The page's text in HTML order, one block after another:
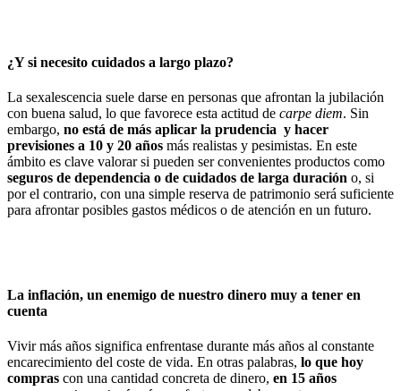
¿Y si necesito cuidados a largo plazo?
La sexalescencia suele darse en personas que afrontan la jubilación
con buena salud, lo que favorece esta actitud de carpe diem. Sin
embargo, no está de más aplicar la prudencia y hacer
previsiones a 10 y 20 años más realistas y pesimistas. En este
ámbito es clave valorar si pueden ser convenientes productos como
seguros de dependencia o de cuidados de larga duración o, si
por el contrario, con una simple reserva de patrimonio será suficiente
para afrontar posibles gastos médicos o de atención en un futuro.
La inflación, un enemigo de nuestro dinero muy a tener en
cuenta
Vivir más años significa enfrentase durante más años al constante
encarecimiento del coste de vida. En otras palabras, lo que hoy
compras con una cantidad concreta de dinero, en 15 años